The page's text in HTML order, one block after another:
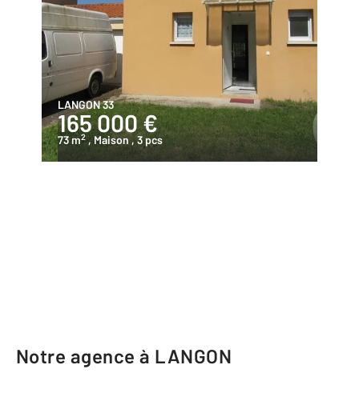
LANGON 33
165 000 €
73 m2 , Maison , 3 pcs
Notre agence à LANGON